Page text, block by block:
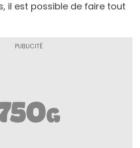
il est possible de faire tout